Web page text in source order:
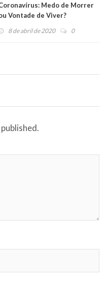
Medo de Morrer
Vontade de Viver?
8 de abril de 2020 0